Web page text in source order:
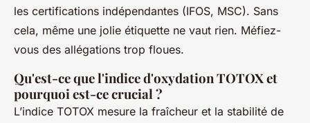
les certifications indépendantes (IFOS, MSC). Sans
cela, même une jolie étiquette ne vaut rien. Méfiez-
vous des allégations trop floues.
Qu'est-ce que l'indice d'oxydation TOTOX et
pourquoi est-ce crucial ?
L’indice TOTOX mesure la fraîcheur et la stabilité de